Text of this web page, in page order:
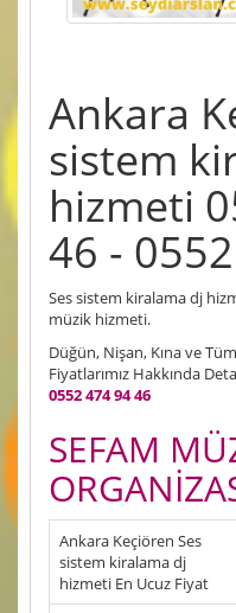
Ankara
sistem
hizmeti
46 -
Ses sistem kiralama dj
müzik hizmeti.
Düğün, Nişan, Kına ve
Fiyatlarımız Hakkında
0552 474 94 46
SEFAM
Ankara Keçiören Ses
sistem kiralama dj
hizmeti En Ucuz Fiyat